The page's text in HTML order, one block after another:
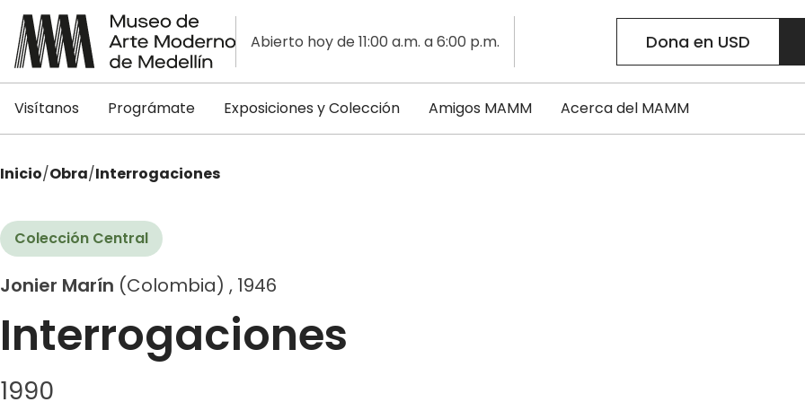
Abierto hoy de 11:00 a.m. a 6:00 p.m. Dona en USD
Visítanos Prográmate Exposiciones y Colección Amigos MAMM Acerca del MAMM
Inicio/Obra/Interrogaciones
Colección Central
Jonier Marín (Colombia) , 1946
Interrogaciones
1990